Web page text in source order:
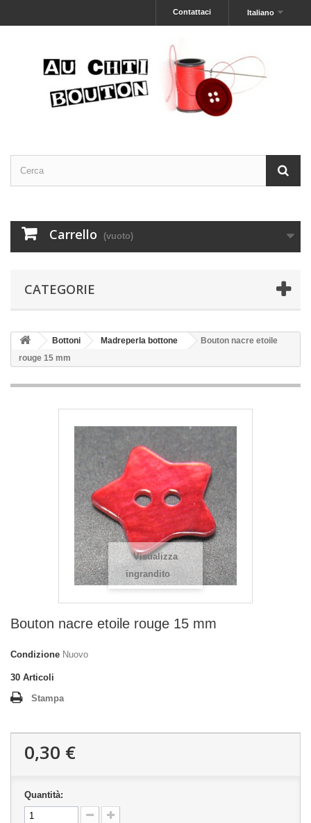
Italiano
Contattaci
Carrello (vuoto)
CATEGORIE
Bottoni Madreperla bottone
Bouton nacre etoile
rouge 15 mm
Visualizza
ingrandito
Bouton nacre etoile rouge 15 mm
Condizione Nuovo
30 Articoli
Stampa
0,30 €
Quantità: